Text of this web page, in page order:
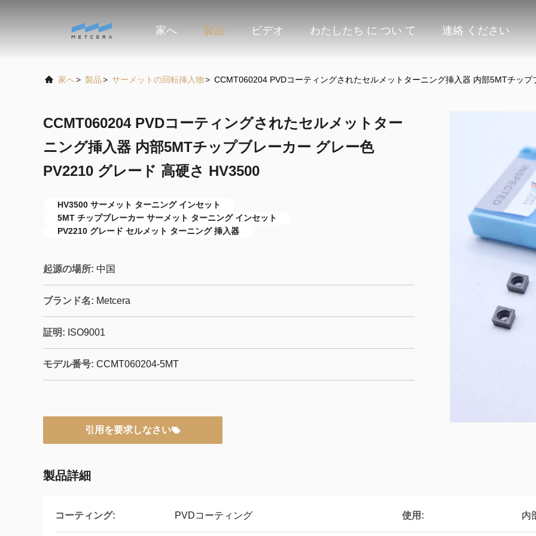
家へ 製品 ビデオ わたしたち に つい て 連絡 ください
家へ> 製品> サーメットの回転挿入物> CCMT060204 PVDコーティングされたセルメットターニング挿入器 内部5MTチッ
CCMT060204 PVDコーティングされたセルメットター
ニング挿入器 内部5MTチップブレーカー グレー色
PV2210 グレード 高硬さ HV3500
HV3500 サーメット ターニング インセット
5MT チップブレーカー サーメット ターニング インセット
PV2210 グレード セルメット ターニング 挿入器
起源の場所: 中国
ブランド名: Metcera
証明: ISO9001
モデル番号: CCMT060204-5MT
引用を要求しなさい
製品詳細
コーティング: PVDコーティング 使用: 内